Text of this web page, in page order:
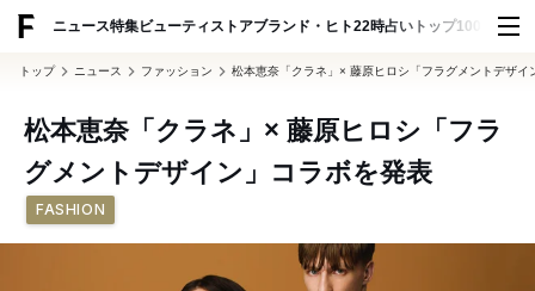
ニュース特集ビューティ ストアブランド・ヒト22時占い トップ100 スナッ
トップ ニュース ファッション 松本恵奈「クラネ」× 藤原ヒロシ「フラグメントデザイ
松本恵奈「クラネ」× 藤原ヒロシ「フラ
グメントデザイン」コラボを発表
FASHION